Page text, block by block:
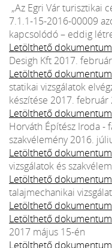
„Az Egri Vár turisztikai
7.1.1-15-2016-00009
kapcsolódó – eddig
Letölthető dokumentum
Desigh Kft 2017.
Letölthető dokumentum
statikai vizsgálatok
készítése 2017. február
Letölthető dokumentum
Horváth Építész Iroda -
szakvélemény 2016.
Letölthető dokumentum
vizsgálatok és
Letölthető dokumentum
talajmechanikai
Letölthető dokumentum
Letölthető dokumentum
2017 május 15-én
Letölthető dokumentum